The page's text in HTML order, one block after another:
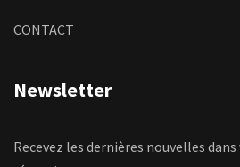
CONTACT
Newsletter
Recevez les dernières nouvelles